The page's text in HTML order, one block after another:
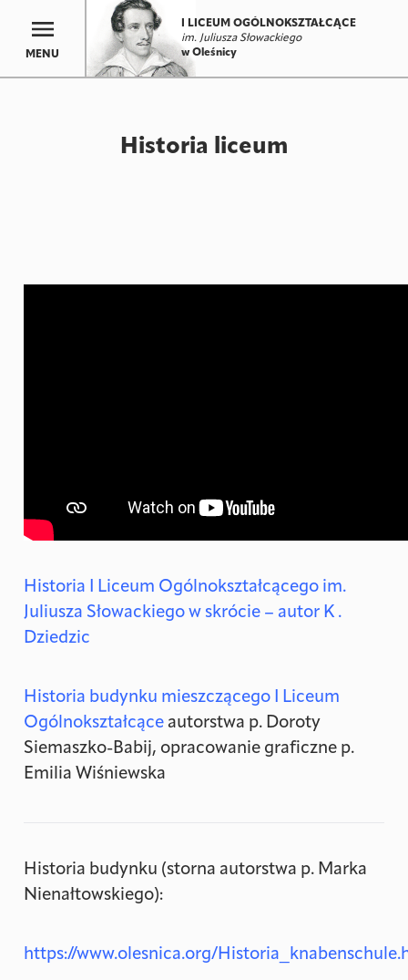
MENU
I LICEUM OGÓLNOKSZTAŁCĄCE
im. Juliusza Słowackiego
w Oleśnicy
Historia liceum
Historia I Liceum Ogólnokształcącego im.
Juliusza Słowackiego w skrócie – autor K .
Dziedzic
Historia budynku mieszczącego I Liceum
Ogólnokształcące autorstwa p. Doroty
Siemaszko-Babij, opracowanie graficzne p.
Emilia Wiśniewska
Historia budynku (storna autorstwa p. Marka
Nienałtowskiego):
https://www.olesnica.org/